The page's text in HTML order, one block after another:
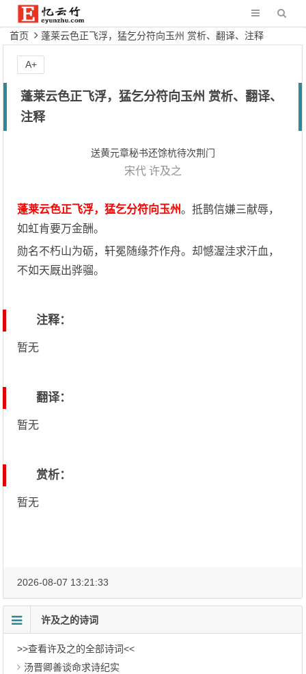
首页 蓬莱云色正飞浮，猛乞分符向玉州 赏析、翻译、注释
蓬莱云色正飞浮，猛乞分符向玉州 赏析、翻译、
注释
送黄元章秘书还馀杭待次荆门
宋代 许及之
蓬莱云色正飞浮，猛乞分符向玉州。抵鹊信嫌三献辱，
如虹肯要万金酬。
勋名不朽山为砺，轩冕随缘芥作舟。却憾渥洼求汗血，
不如天厩出骅骝。
注释：
暂无
翻译：
暂无
赏析：
暂无
A+
2026-08-07 13:21:33
许及之的诗词
>>查看许及之的全部诗词<<
汤晋卿善谈命求诗纪实